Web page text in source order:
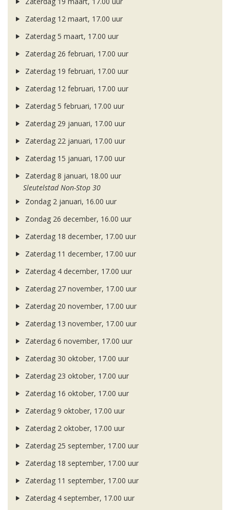
Zaterdag 12 maart, 17.00 uur
Zaterdag 5 maart, 17.00 uur
Zaterdag 26 februari, 17.00 uur
Zaterdag 19 februari, 17.00 uur
Zaterdag 12 februari, 17.00 uur
Zaterdag 5 februari, 17.00 uur
Zaterdag 29 januari, 17.00 uur
Zaterdag 22 januari, 17.00 uur
Zaterdag 15 januari, 17.00 uur
Zaterdag 8 januari, 18.00 uur
Sleutelstad Non-Stop 30
Zondag 2 januari, 16.00 uur
Zondag 26 december, 16.00 uur
Zaterdag 18 december, 17.00 uur
Zaterdag 11 december, 17.00 uur
Zaterdag 4 december, 17.00 uur
Zaterdag 27 november, 17.00 uur
Zaterdag 20 november, 17.00 uur
Zaterdag 13 november, 17.00 uur
Zaterdag 6 november, 17.00 uur
Zaterdag 30 oktober, 17.00 uur
Zaterdag 23 oktober, 17.00 uur
Zaterdag 16 oktober, 17.00 uur
Zaterdag 9 oktober, 17.00 uur
Zaterdag 2 oktober, 17.00 uur
Zaterdag 25 september, 17.00 uur
Zaterdag 18 september, 17.00 uur
Zaterdag 11 september, 17.00 uur
Zaterdag 4 september, 17.00 uur